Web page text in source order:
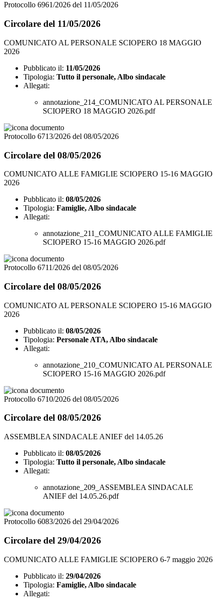
Protocollo 6961/2026 del 11/05/2026
Circolare del 11/05/2026
COMUNICATO AL PERSONALE SCIOPERO 18 MAGGIO
2026
Pubblicato il: 11/05/2026
Tipologia: Tutto il personale, Albo sindacale
Allegati:
annotazione_214_COMUNICATO AL PERSONALE
SCIOPERO 18 MAGGIO 2026.pdf
Protocollo 6713/2026 del 08/05/2026
Circolare del 08/05/2026
COMUNICATO ALLE FAMIGLIE SCIOPERO 15-16 MAGGIO
2026
Pubblicato il: 08/05/2026
Tipologia: Famiglie, Albo sindacale
Allegati:
annotazione_211_COMUNICATO ALLE FAMIGLIE
SCIOPERO 15-16 MAGGIO 2026.pdf
Protocollo 6711/2026 del 08/05/2026
Circolare del 08/05/2026
COMUNICATO AL PERSONALE SCIOPERO 15-16 MAGGIO
2026
Pubblicato il: 08/05/2026
Tipologia: Personale ATA, Albo sindacale
Allegati:
annotazione_210_COMUNICATO AL PERSONALE
SCIOPERO 15-16 MAGGIO 2026.pdf
Protocollo 6710/2026 del 08/05/2026
Circolare del 08/05/2026
ASSEMBLEA SINDACALE ANIEF del 14.05.26
Pubblicato il: 08/05/2026
Tipologia: Tutto il personale, Albo sindacale
Allegati:
annotazione_209_ASSEMBLEA SINDACALE
ANIEF del 14.05.26.pdf
Protocollo 6083/2026 del 29/04/2026
Circolare del 29/04/2026
COMUNICATO ALLE FAMIGLIE SCIOPERO 6-7 maggio 2026
Pubblicato il: 29/04/2026
Tipologia: Famiglie, Albo sindacale
Allegati: